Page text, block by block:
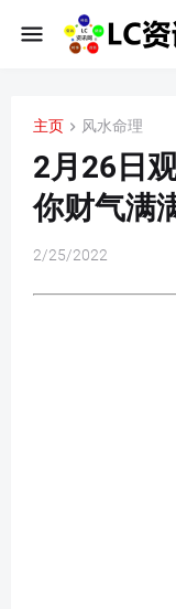
主页 风水命理
2月26日
你财气满
2/25/2022